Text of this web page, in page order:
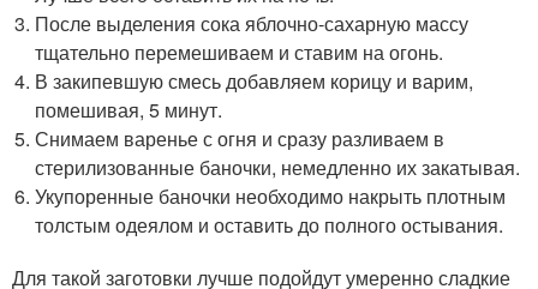
После выделения сока яблочно-сахарную массу
тщательно перемешиваем и ставим на огонь.
В закипевшую смесь добавляем корицу и варим,
помешивая, 5 минут.
Снимаем варенье с огня и сразу разливаем в
стерилизованные баночки, немедленно их закатывая.
Укупоренные баночки необходимо накрыть плотным
толстым одеялом и оставить до полного остывания.
Для такой заготовки лучше подойдут умеренно сладкие